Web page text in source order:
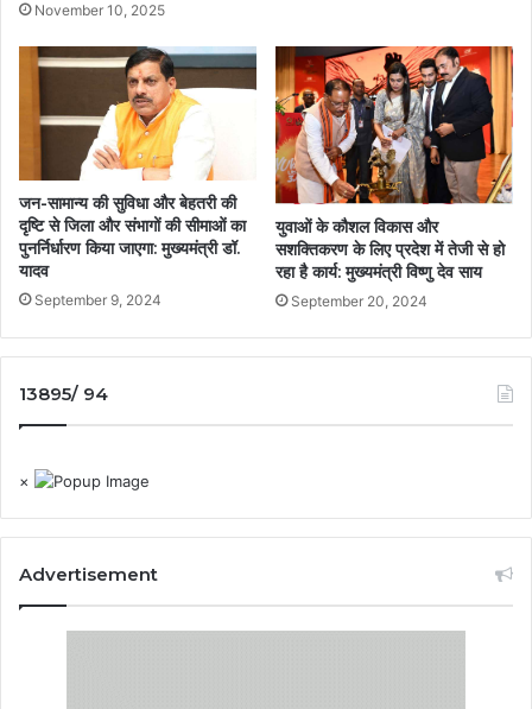
November 10, 2025
जन-सामान्य की सुविधा और बेहतरी की
दृष्टि से जिला और संभागों की सीमाओं का
पुनर्निर्धारण किया जाएगा: मुख्यमंत्री डॉ.
यादव
September 9, 2024
युवाओं के कौशल विकास और
सशक्तिकरण के लिए प्रदेश में तेजी से हो
रहा है कार्य: मुख्यमंत्री विष्णु देव साय
September 20, 2024
13895/ 94
×
Advertisement